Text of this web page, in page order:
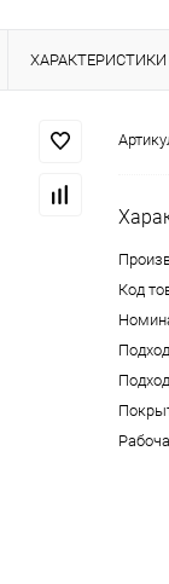
ХАРАКТЕРИСТИКИ
Код